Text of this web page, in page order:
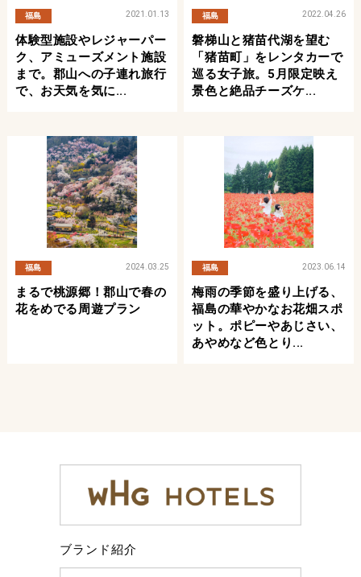
福島 2021.01.13
体験型施設やレジャーパー
ク、アミューズメント施設
まで。郡山への子連れ旅行
で、お天気を気に...
福島 2022.04.26
磐梯山と猪苗代湖を望む
「猪苗町」をレンタカーで
巡る女子旅。5月限定映え
景色と絶品チーズケ...
福島 2024.03.25
まるで桃源郷！郡山で春の
花をめでる周遊プラン
福島 2023.06.14
梅雨の季節を盛り上げる、
福島の華やかなお花畑スポ
ット。ポピーやあじさい、
あやめなど色とり...
ブランド紹介